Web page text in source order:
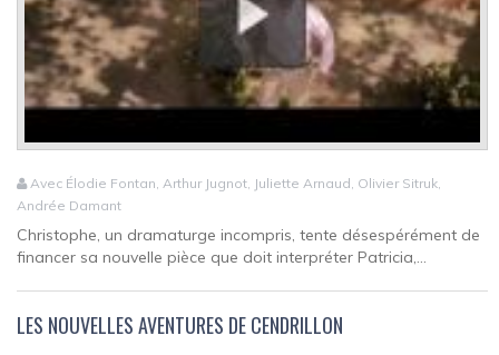
Avec Élodie Fontan, Arthur Jugnot, Juliette Arnaud, Olivier Sitruk,
Andrée Damant
Christophe, un dramaturge incompris, tente désespérément de
financer sa nouvelle pièce que doit interpréter Patricia,...
LES NOUVELLES AVENTURES DE CENDRILLON